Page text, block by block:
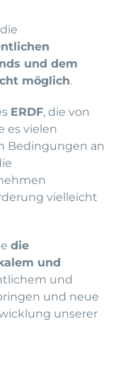
und dem
möglich.
ERDF, die von
es vielen
Bedingungen an
vielleicht
die
und
und
und neue
unserer